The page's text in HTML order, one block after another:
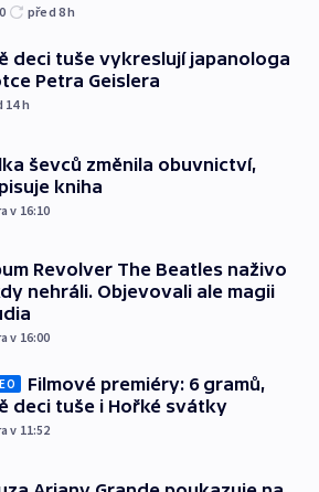
před 8h
deci tuše vykreslují japanologa
Petra Geislera
14h
ševců změnila obuvnictví,
kniha
v 16:10
Revolver The Beatles naživo
nehráli. Objevovali ale magii
v 16:00
Filmové premiéry: 6 gramů,
deci tuše i Hořké svátky
v 11:52